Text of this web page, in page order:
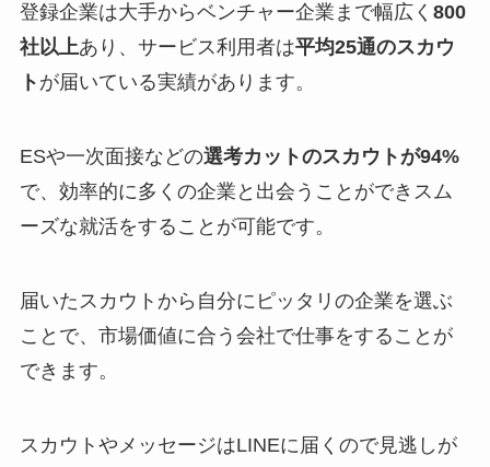
登録企業は大手からベンチャー企業まで幅広く 800
社以上あり、サービス利用者は平均25通のスカウ
ト が届いている実績があります。
ESや一次面接などの選考カットのスカウトが94%
で、効率的に多くの企業と出会うことができスム
ーズな就活をすることが可能です。
届いたスカウトから自分にピッタリの企業を選ぶ
ことで、市場価値に合う会社で仕事をすることが
できます。
スカウトやメッセージはLINEに届くので見逃しが